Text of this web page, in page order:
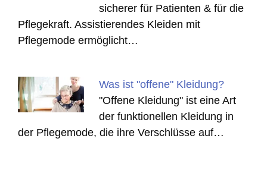
sicherer für Patienten & für die
Pflegekraft. Assistierendes Kleiden mit
Pflegemode ermöglicht…
Was ist "offene" Kleidung?
"Offene Kleidung" ist eine Art
der funktionellen Kleidung in
der Pflegemode, die ihre Verschlüsse auf…